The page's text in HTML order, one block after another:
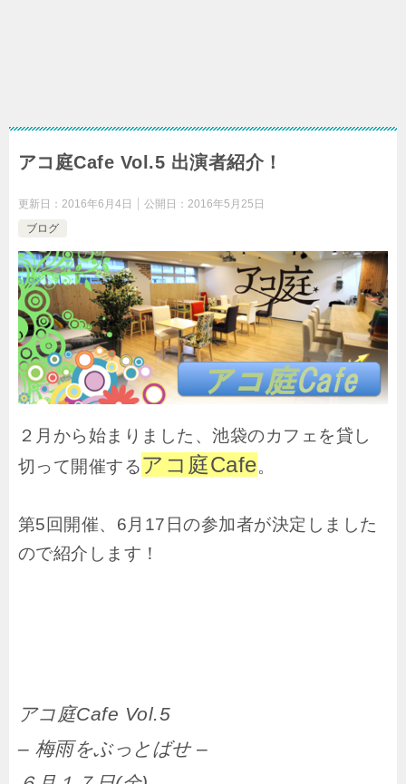
アコ庭Cafe Vol.5 出演者紹介！
更新日： 2016年6月4日 公開日： 2016年5月25日
ブログ
２月から始まりました、池袋のカフェを貸し
切って開催するアコ庭Cafe。
第5回開催、6月17日の参加者が決定しました
ので紹介します！
アコ庭Cafe Vol.5
– 梅雨をぶっとばせ –